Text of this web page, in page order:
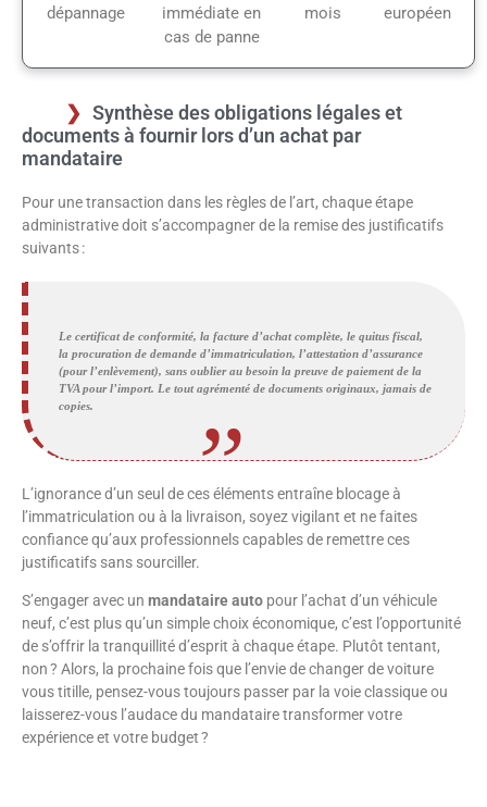
dépannage
immédiate en
cas de panne
mois
européen
Synthèse des obligations légales et
documents à fournir lors d’un achat par
mandataire
Pour une transaction dans les règles de l’art, chaque étape
administrative doit s’accompagner de la remise des justificatifs
suivants :
Le certificat de conformité, la facture d’achat complète, le quitus fiscal,
la procuration de demande d’immatriculation, l’attestation d’assurance
(pour l’enlèvement), sans oublier au besoin la preuve de paiement de la
TVA pour l’import. Le tout agrémenté de documents originaux, jamais de
copies.
L’ignorance d’un seul de ces éléments entraîne blocage à
l’immatriculation ou à la livraison, soyez vigilant et ne faites
confiance qu’aux professionnels capables de remettre ces
justificatifs sans sourciller.
S’engager avec un mandataire auto pour l’achat d’un véhicule
neuf, c’est plus qu’un simple choix économique, c’est l’opportunité
de s’offrir la tranquillité d’esprit à chaque étape. Plutôt tentant,
non ? Alors, la prochaine fois que l’envie de changer de voiture
vous titille, pensez-vous toujours passer par la voie classique ou
laisserez-vous l’audace du mandataire transformer votre
expérience et votre budget ?